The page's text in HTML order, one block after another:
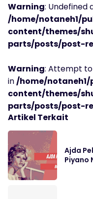
Warning: Undefined
/home/notaneh1/
content/themes/
parts/posts/post-
Warning: Attempt
in /home/
content/themes/
parts/posts/post-
Artikel Terkait
Ajda
Piyano